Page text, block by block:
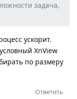
задача,
ускорит.
XnView
по размеру
Ответить